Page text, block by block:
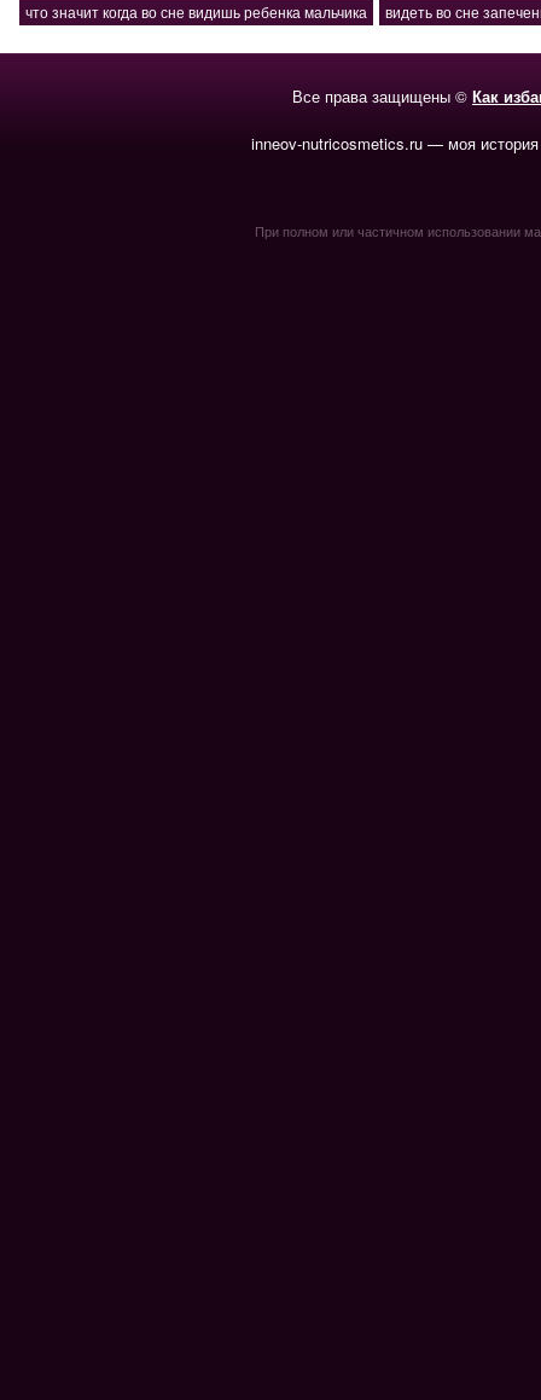
что значит когда во сне видишь ребенка мальчика
видеть во сне
Все права защищены © Как
inneov-nutricosmetics.ru — моя
При полном или частичном использовании